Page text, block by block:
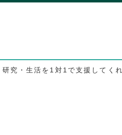
究・生活を1対1で支援してくれ